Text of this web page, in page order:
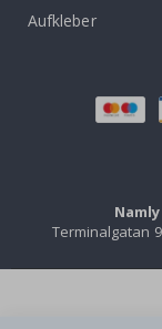
Aufkleber
Terminalgatan